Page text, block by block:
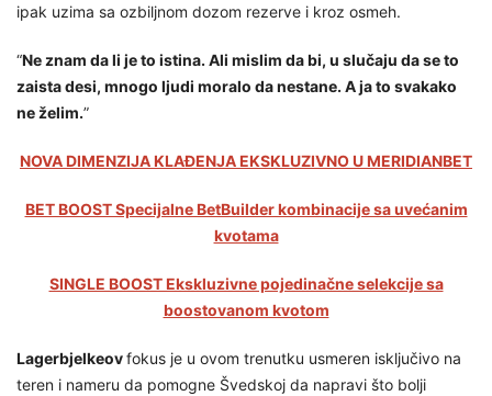
ipak uzima sa ozbiljnom dozom rezerve i kroz osmeh.
“Ne znam da li je to istina. Ali mislim da bi, u slučaju da se to
zaista desi, mnogo ljudi moralo da nestane. A ja to svakako
ne želim.”
NOVA DIMENZIJA KLAĐENJA EKSKLUZIVNO U MERIDIANBET
BET BOOST Specijalne BetBuilder kombinacije sa uvećanim
kvotama
SINGLE BOOST Ekskluzivne pojedinačne selekcije sa
boostovanom kvotom
Lagerbjelkeovfokus je u ovom trenutku usmeren isključivo na
teren i nameru da pomogne Švedskoj da napravi što bolji